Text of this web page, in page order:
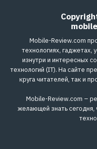
Mobile-Review.com
технологиях, гаджетах,
изнутри и интересных
технологий (IT). На сайте
круга читателей, так и
Mobile-Review.com –
желающей знать сегодня,